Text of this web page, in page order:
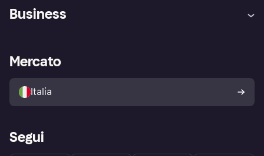
Assistenza
Esplora i negozi
Politica di protezione
dell'acquirente Klarna
Business
Accesso aziende
Mercato
Italia
Segui